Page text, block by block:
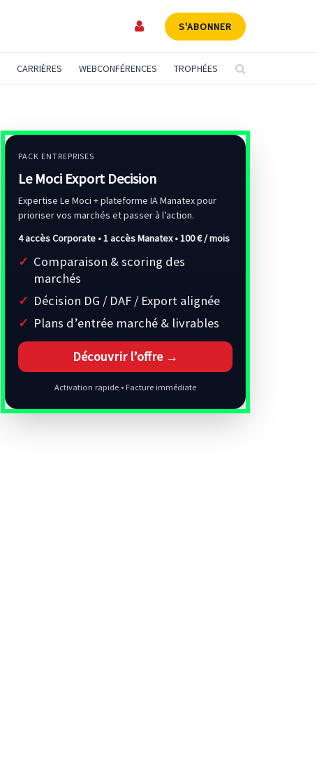
S'ABONNER
CARRIÈRES WEBCONFÉRENCES TROPHÉES
PACK ENTREPRISES
Le Moci Export Decision
Expertise Le Moci + plateforme IA Manatex pour
prioriser vos marchés et passer à l’action.
4 accès Corporate • 1 accès Manatex •100 € / mois
Comparaison & scoring des
marchés
Décision DG / DAF / Export alignée
Plans d’entrée marché & livrables
Découvrir l’offre →
Activation rapide • Facture immédiate